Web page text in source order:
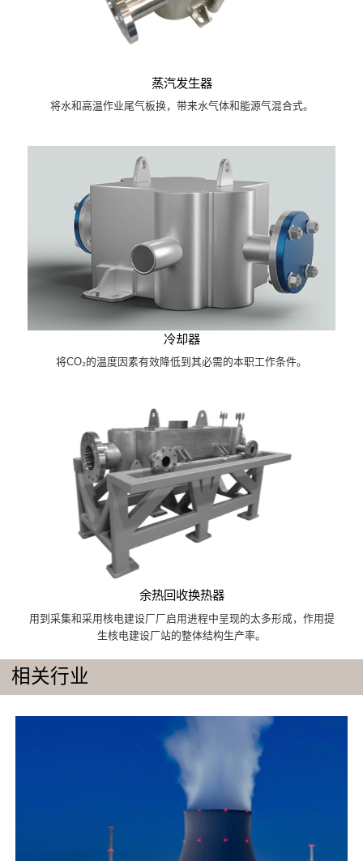
蒸汽发生器
将水和高温作业尾气板换，带来水气体和能源气混合式。
冷却器
将CO₂的温度因素有效降低到其必需的本职工作条件。
余热回收换热器
用到采集和采用核电建设厂厂启用进程中呈现的太多形成，作用提
生核电建设厂站的整体结构生产率。
相关行业